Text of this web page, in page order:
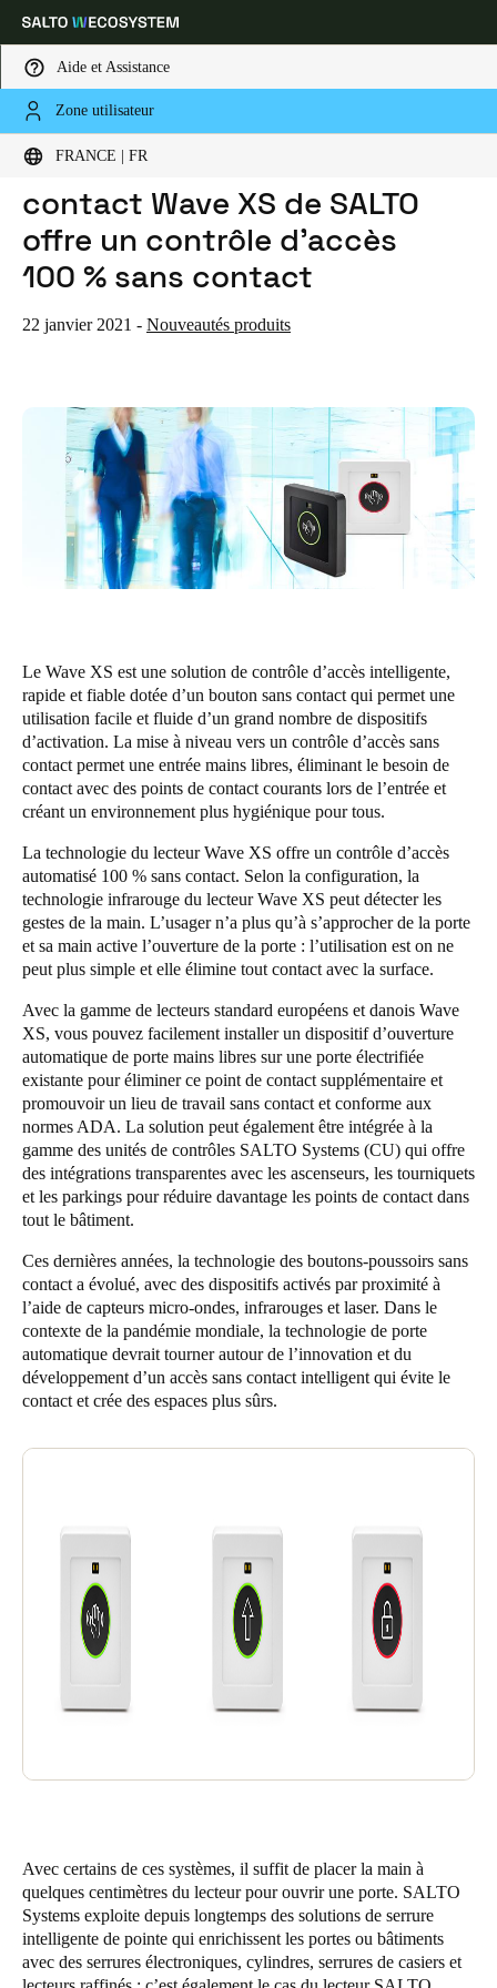
Aide et Assistance
Zone utilisateur
FRANCE | FR
Sélectionnez vos paramètres de localisation et de langue
Global Europe North America Caribbean -
France|Français
Switzerland
Deutsch Français Italiano
United Kingdom
France
Français
Netherlands
Nederlands English
Belgium
FrançaisNederlandsEnglish
Spain
Español
Portugal
Português
Italy
Italiano
Russian
Poland
Polski
Czech Republic
Čeština
English
FinnishEnglish
HOME
ACTUALITES
LA SOLUTION D’ACCÈS SANS CONTACT WAVE XS DE SALTO OFFRE UN CONTRÔLE D’ACCÈS 100 % SANS CONTACT
La solution d’accès sans
contact Wave XS de SALTO
offre un contrôle d’accès
100 % sans contact
22 janvier 2021 - Nouveautés produits
Le Wave XS est une solution de contrôle d’accès intelligente,
rapide et fiable dotée d’un bouton sans contact qui permet une
utilisation facile et fluide d’un grand nombre de dispositifs
d’activation. La mise à niveau vers un contrôle d’accès sans
contact permet une entrée mains libres, éliminant le besoin de
contact avec des points de contact courants lors de l’entrée et
créant un environnement plus hygiénique pour tous.
La technologie du lecteur Wave XS offre un contrôle d’accès
automatisé 100 % sans contact. Selon la configuration, la
technologie infrarouge du lecteur Wave XS peut détecter les
gestes de la main. L’usager n’a plus qu’à s’approcher de la porte
et sa main active l’ouverture de la porte : l’utilisation est on ne
peut plus simple et elle élimine tout contact avec la surface.
Avec la gamme de lecteurs standard européens et danois Wave
XS, vous pouvez facilement installer un dispositif d’ouverture
automatique de porte mains libres sur une porte électrifiée
existante pour éliminer ce point de contact supplémentaire et
promouvoir un lieu de travail sans contact et conforme aux
normes ADA. La solution peut également être intégrée à la
gamme des unités de contrôles SALTO Systems (CU) qui offre
des intégrations transparentes avec les ascenseurs, les tourniquets
et les parkings pour réduire davantage les points de contact dans
tout le bâtiment.
Ces dernières années, la technologie des boutons-poussoirs sans
contact a évolué, avec des dispositifs activés par proximité à
l’aide de capteurs micro-ondes, infrarouges et laser. Dans le
contexte de la pandémie mondiale, la technologie de porte
automatique devrait tourner autour de l’innovation et du
développement d’un accès sans contact intelligent qui évite le
contact et crée des espaces plus sûrs.
Avec certains de ces systèmes, il suffit de placer la main à
quelques centimètres du lecteur pour ouvrir une porte. SALTO
Systems exploite depuis longtemps des solutions de serrure
intelligente de pointe qui enrichissent les portes ou bâtiments
avec des serrures électroniques, cylindres, serrures de casiers et